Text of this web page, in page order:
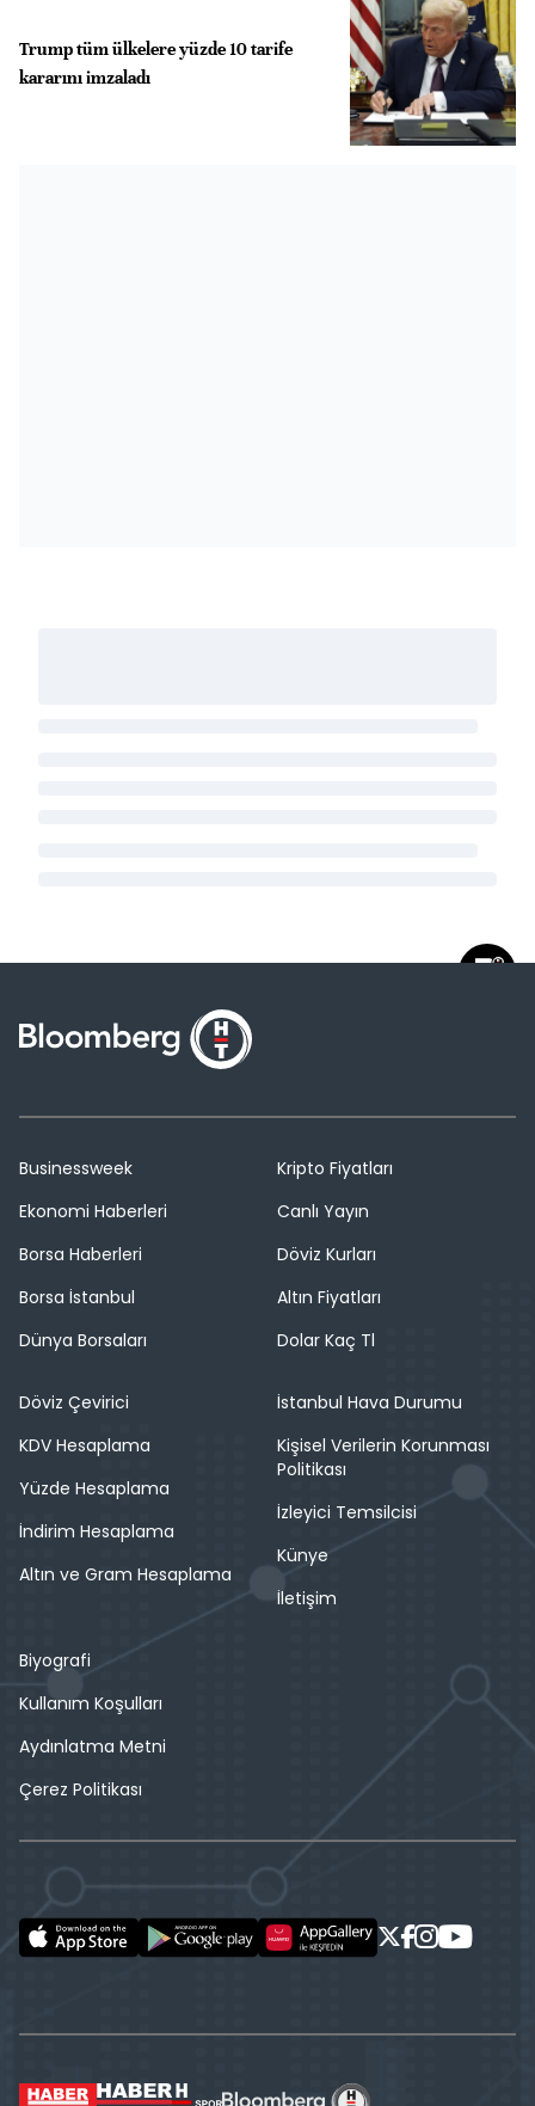
Trump tüm ülkelere yüzde 10 tarife
kararını imzaladı
Businessweek
Ekonomi Haberleri
Borsa Haberleri
Borsa İstanbul
Dünya Borsaları
Kripto Fiyatları
Canlı Yayın
Döviz Kurları
Altın Fiyatları
Dolar Kaç Tl
Döviz Çevirici
KDV Hesaplama
Yüzde Hesaplama
İndirim Hesaplama
Altın ve Gram Hesaplama
İstanbul Hava Durumu
Kişisel Verilerin Korunması
Politikası
İzleyici Temsilcisi
Künye
İletişim
Biyografi
Kullanım Koşulları
Aydınlatma Metni
Çerez Politikası